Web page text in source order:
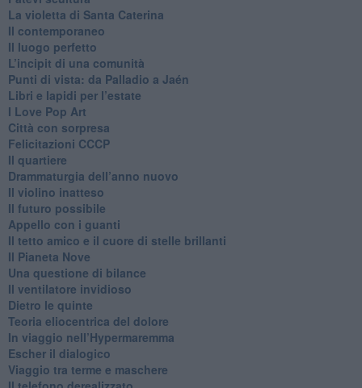
​La violetta di Santa Caterina
​Il contemporaneo
​Il luogo perfetto
​L’incipit di una comunità
Punti di vista: da Palladio a Jaén
​Libri e lapidi per l’estate
​I Love Pop Art
Città con sorpresa
Felicitazioni CCCP
​Il quartiere
​Drammaturgia dell’anno nuovo
​Il violino inatteso
​Il futuro possibile
​Appello con i guanti
​Il tetto amico e il cuore di stelle brillanti
​Il Pianeta Nove
​Una questione di bilance
​Il ventilatore invidioso
​Dietro le quinte
​Teoria eliocentrica del dolore
In viaggio nell’Hypermaremma
​Escher il dialogico
​Viaggio tra terme e maschere